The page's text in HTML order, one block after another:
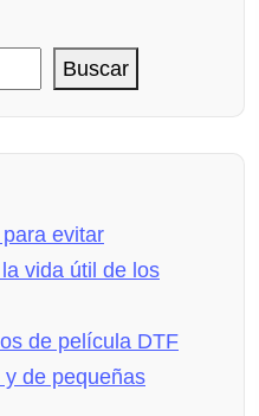
Buscar
evitar
vida útil de los
de película DTF
de pequeñas